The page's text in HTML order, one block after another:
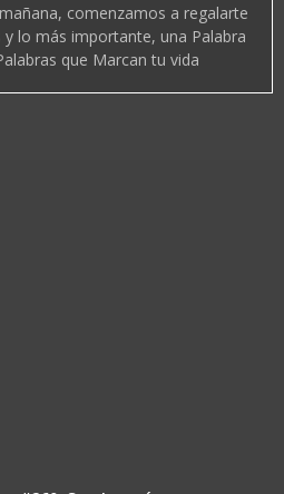
comenzamos a regalarte
lo más importante, una Palabra
que Marcan tu vida